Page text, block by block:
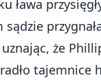
ława
przyg
że
tajemnice